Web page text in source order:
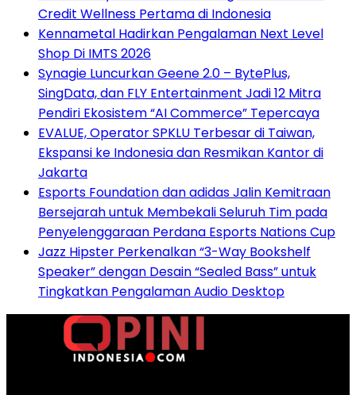
Credit Wellness Pertama di Indonesia
Kennametal Hadirkan Pengalaman Next Level
Shop Di IMTS 2026
Synagie Luncurkan Geene 2.0 – BytePlus,
SingData, dan FLY Entertainment Jadi 12 Mitra
Pendiri Ekosistem “AI Commerce” Tepercaya
EVALUE, Operator SPKLU Terbesar di Taiwan,
Ekspansi ke Indonesia dan Resmikan Kantor di
Jakarta
Esports Foundation dan adidas Jalin Kemitraan
Bersejarah untuk Membekali Seluruh Tim pada
Penyelenggaraan Perdana Esports Nations Cup
Jazz Hipster Perkenalkan “3-Way Bookshelf
Speaker” dengan Desain “Sealed Bass” untuk
Tingkatkan Pengalaman Audio Desktop